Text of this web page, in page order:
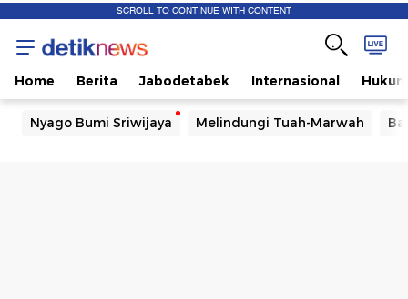
SCROLL TO CONTINUE WITH CONTENT
Home Berita Jabodetabek Internasional Hukum
Nyago Bumi Sriwijaya Melindungi Tuah-Marwah